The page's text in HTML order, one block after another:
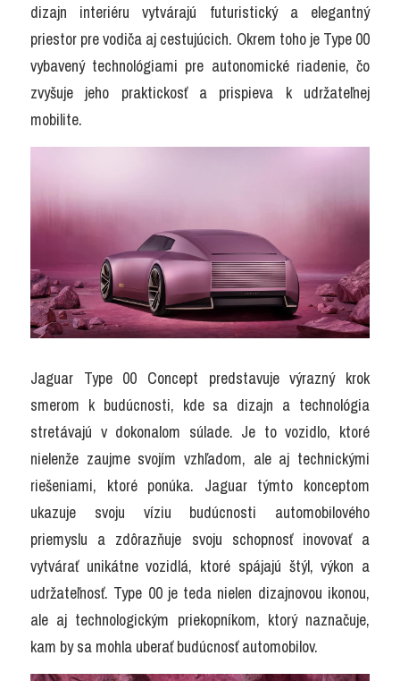
dizajn interiéru vytvárajú futuristický a elegantný
priestor pre vodiča aj cestujúcich. Okrem toho je Type 00
vybavený technológiami pre autonomické riadenie, čo
zvyšuje jeho praktickosť a prispieva k udržateľnej
mobilite.
Jaguar Type 00 Concept predstavuje výrazný krok
smerom k budúcnosti, kde sa dizajn a technológia
stretávajú v dokonalom súlade. Je to vozidlo, ktoré
nielenže zaujme svojím vzhľadom, ale aj technickými
riešeniami, ktoré ponúka. Jaguar týmto konceptom
ukazuje svoju víziu budúcnosti automobilového
priemyslu a zdôrazňuje svoju schopnosť inovovať a
vytvárať unikátne vozidlá, ktoré spájajú štýl, výkon a
udržateľnosť. Type 00 je teda nielen dizajnovou ikonou,
ale aj technologickým priekopníkom, ktorý naznačuje,
kam by sa mohla uberať budúcnosť automobilov.